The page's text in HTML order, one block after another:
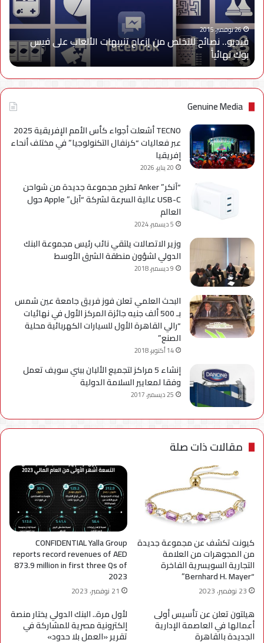
تنبيهات
الألعاب
على
فيس
بوك
نهائياًَ
26 نوفمبر، 2015
فيديو.. نصائح للتخلص من إزعاج تنبيهات الألعاب على فيس
بوك نهائياًَ
Genuine Media
TECNO أشعلت أجواء كأس الأمم الإفريقية 2025
عبر فعاليات “كرنفال التكنولوجيا” في مختلف أنحاء
إفريقيا
20 يناير، 2026
“آنكر” Anker تطرح مجموعة جديدة من شواحن
USB-C عالية السرعة لشركة “آبل” Apple حول
العالم
5 ديسمبر، 2024
وزير الاتصالات يلتقي نائب رئيس مجموعة البنك
الدولي لشؤون منطقة الشرق الأوسط
9 ديسمبر، 2018
البحث العلمي تعلن فوز فريق جامعة عين شمس
بـ 500 ألف جنيه جائزة المركز الأول في نهائيات
“رالي القاهرة الأول للسيارات الكهربائية محلية
الصنع”
14 أكتوبر، 2018
إنشاء 5 مراكز لتجميع الألبان ببني سويف تعمل
وفقا لمعايير السلامة الدولية
25 ديسمبر، 2017
مقالات ذات صلة
كيونت تكشف عن مجموعة جديدة
من المجوهرات من العلامة
التجارية السويسرية الفاخرة
“Bernhard H. Mayer”
23 نوفمبر، 2023
CONFIDENTIAL Yalla Group
reports record revenues of AED
873.9 million in first three Qs of
2023
21 نوفمبر، 2023
هيلتون تعلن عن تأسيس أولى
أعمالها في العاصمة الإدارية
الجديدة بالقاهرة
لأول مرة.. البنك الدولي يختار منصة
إلكترونية مصرية للمشاركة في
تقرير «العمل بلا حدود»